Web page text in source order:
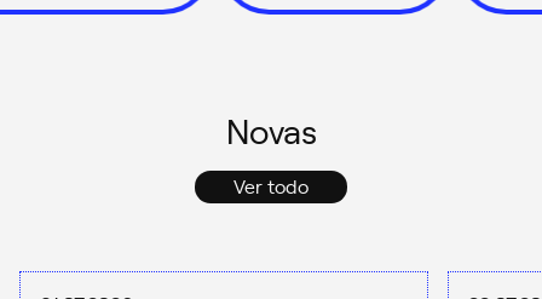
Novas
Ver todo